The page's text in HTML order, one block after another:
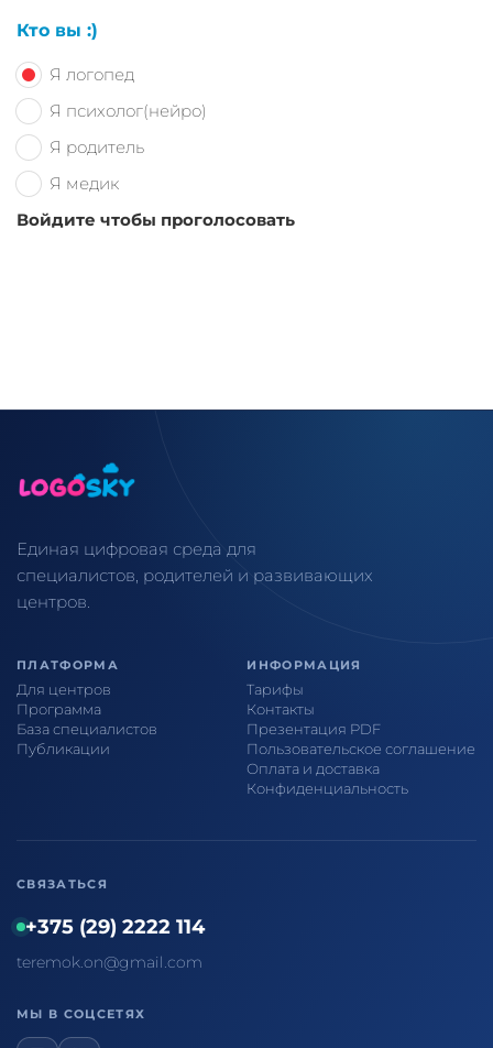
Кто вы :)
Я логопед
Я психолог(нейро)
Я родитель
Я медик
Войдите чтобы проголосовать
Единая цифровая среда для
специалистов, родителей и развивающих
центров.
ПЛАТФОРМА
Для центров
Программа
База специалистов
Публикации
ИНФОРМАЦИЯ
Тарифы
Контакты
Презентация PDF
Пользовательское соглашение
Оплата и доставка
Конфиденциальность
СВЯЗАТЬСЯ
+375 (29) 2222 114
teremok.on@gmail.com
МЫ В СОЦСЕТЯХ